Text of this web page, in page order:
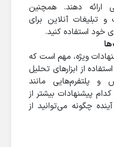
ارائه دهند. همچنین
و تبلیغات آنلاین برای
خود استفاده کنید.
ویژه، مهم است که
از ابزارهای تحلیل
و پلتفرم‌هایی مانند
پیشنهادات بیشتر از
چگونه می‌توانید از